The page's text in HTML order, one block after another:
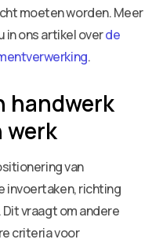
moeten worden. Meer
ons artikel overde
.
handwerk
werk
van
invoertaken, richting
vraagt om andere
criteria voor